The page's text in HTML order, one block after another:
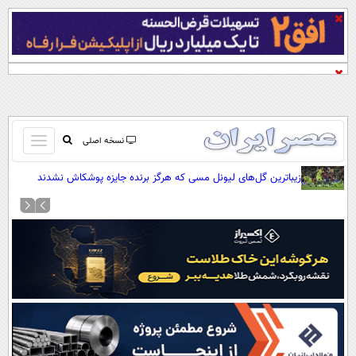
نسخه اصلی
باز
و
بسته
کردن
منو
صفحه اول
آرشیو
نظرسنجی
آب و هوا
اوقات شرعی
سواد زندگی
زیباترین گل‌های لیونل مسی که هرگز برنده جایزه پوشکاش نشدند